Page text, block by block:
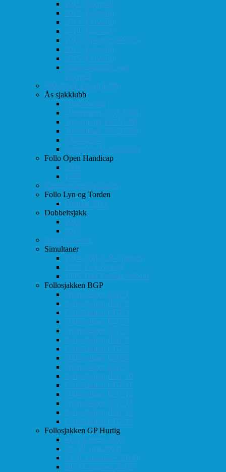
2011 (Eidsvoll)
2012 (Eidsvoll)
2013 (Eidsvoll)
2014 (Eidsvoll)
2014 (Rokaden/NSSF)
2015 (Eidsvoll)
2016 (Eidsvoll)
Kamp-statistikk mot
Eidsvoll
NM-finale for lag 1998
Ås sjakklubb
Totaloversikt
Turneringer 1981-1986
Turneringer 1987-1991
Turneringer 1992-1996
Klubbaviser
Partier fra Ås sjakklubb
Follo Open Handicap
2001
1999
Klubbavisen Sjakkalen
Follo Lyn og Torden
Februar 2013
Dobbeltsjakk
2014
2015
Østlandsserien
Simultaner
2016: GM T. R. Hansen
1999: Leif Øgaard
1996: GM Predrag Nikolic
Follosjakken BGP
Follosjakken BGP 1
Follosjakken BGP 2
Follosjakken BGP 3
Follosjakken BGP 4
Follosjakken BGP 5
Follosjakken BGP 6
Follosjakken BGP 7
Follosjakken BGP 8
Follosjakken BGP 9
Follosjakken BGP 10
Follosjakken BGP 11
Follosjakken BGP 12
Follosjakken BGP 13
Follosjakken BGP 14
Follosjakken BGP 15
Follosjakken GP Hurtig
#1 (24. mars 2018)
#2 (19. mai 2018)
#3 (8. september 2018)
#4 (13. oktober 2018)